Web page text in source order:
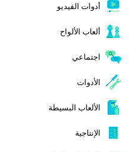
أدوات الفيديو
ألعاب الألواح
اجتماعي
الأدوات
الألعاب البسيطة
الإنتاجية